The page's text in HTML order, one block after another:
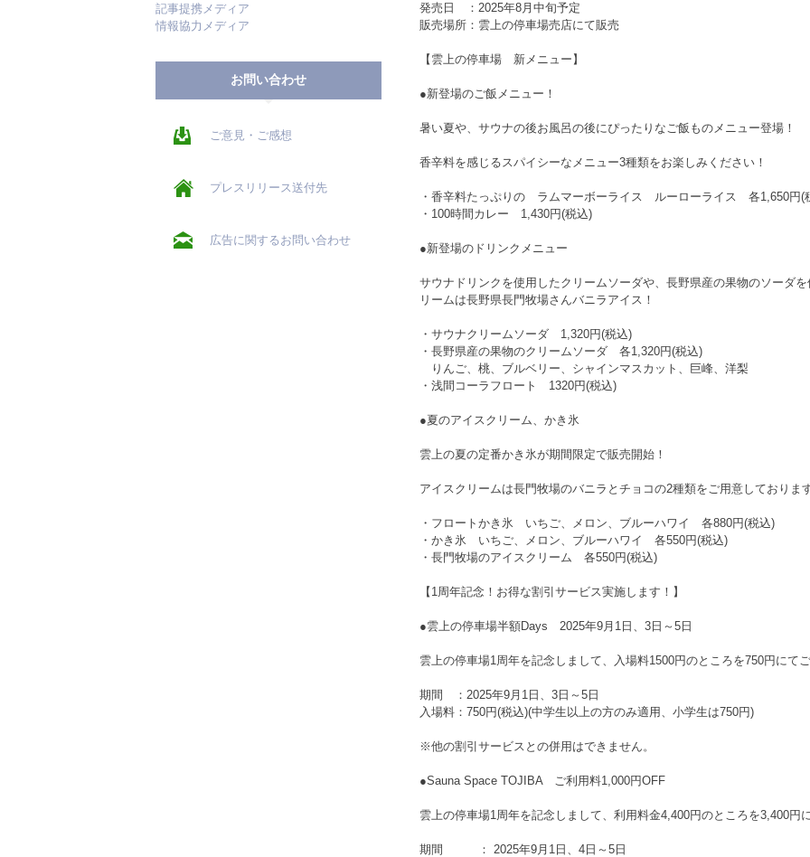
記事提携メディア
情報協力メディア
お問い合わせ
ご意見・ご感想
プレスリリース送付先
広告に関するお問い合わせ
発売日 ：2025年8月中旬予定
販売場所：雲上の停車場売店にて販売
【雲上の停車場 新メニュー】
●新登場のご飯メニュー！
暑い夏や、サウナの後お風呂の後にぴったりなご飯ものメニュー登場！
香辛料を感じるスパイシーなメニュー3種類をお楽しみください！
・香辛料たっぷりの ラムマーボーライス ルーローライス 各1,650円(
・100時間カレー 1,430円(税込)
●新登場のドリンクメニュー
サウナドリンクを使用したクリームソーダや、長野県産の果物のソーダ
リームは長野県長門牧場さんバニラアイス！
・サウナクリームソーダ 1,320円(税込)
・長野県産の果物のクリームソーダ 各1,320円(税込)
りんご、桃、ブルベリー、シャインマスカット、巨峰、洋梨
・浅間コーラフロート 1320円(税込)
●夏のアイスクリーム、かき氷
雲上の夏の定番かき氷が期間限定で販売開始！
アイスクリームは長門牧場のバニラとチョコの2種類をご用意しておりま
・フロートかき氷 いちご、メロン、ブルーハワイ 各880円(税込)
・かき氷 いちご、メロン、ブルーハワイ 各550円(税込)
・長門牧場のアイスクリーム 各550円(税込)
【1周年記念！お得な割引サービス実施します！】
●雲上の停車場半額Days 2025年9月1日、3日～5日
雲上の停車場1周年を記念しまして、入場料1500円のところを750円にて
期間 ：2025年9月1日、3日～5日
入場料：750円(税込)(中学生以上の方のみ適用、小学生は750円)
※他の割引サービスとの併用はできません。
●Sauna Space TOJIBA ご利用料1,000円OFF
雲上の停車場1周年を記念しまして、利用料金4,400円のところを3,400円
期間 ： 2025年9月1日、4日～5日